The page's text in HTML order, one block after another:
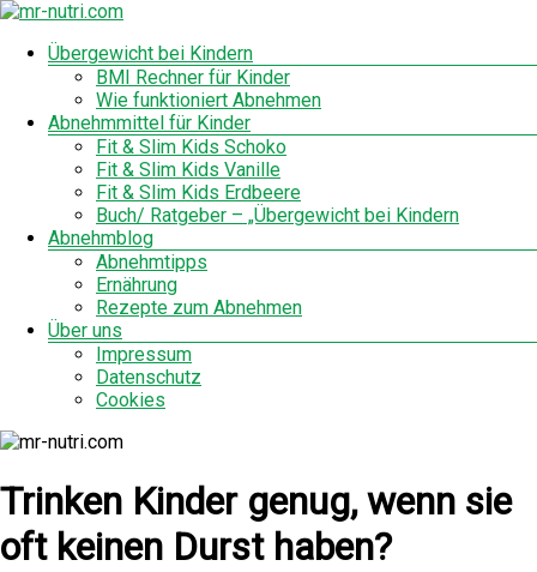
Zum
springen
mr-
nutri.com
Menü
Übergewicht bei Kindern
BMI Rechner für Kinder
Wie funktioniert Abnehmen
Abnehmmittel für Kinder
Fit & Slim Kids Schoko
Fit & Slim Kids Vanille
Fit & Slim Kids Erdbeere
Buch/ Ratgeber – „Übergewicht bei Kindern
Abnehmblog
Abnehmtipps
Ernährung
Rezepte zum Abnehmen
Über uns
Impressum
Datenschutz
Cookies
Trinken Kinder genug, wenn sie
oft keinen Durst haben?